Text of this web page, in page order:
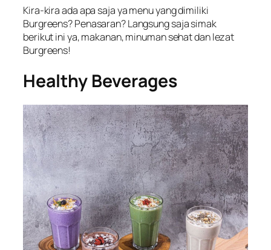
Kira-kira ada apa saja ya menu yang dimiliki
Burgreens? Penasaran? Langsung saja simak
berikut ini ya, makanan, minuman sehat dan lezat
Burgreens!
Healthy Beverages